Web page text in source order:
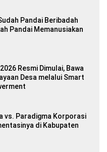
Pandai Beribadah
Pandai Memanusiakan
Resmi Dimulai, Bawa
Desa melalui Smart
vs. Paradigma Korporasi
di Kabupaten